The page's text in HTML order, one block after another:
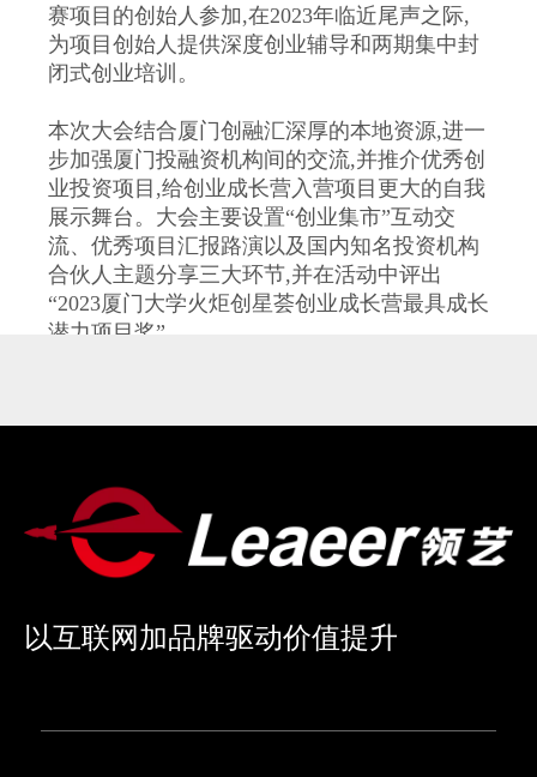
赛项目的创始人参加,在2023年临近尾声之际,
为项目创始人提供深度创业辅导和两期集中封
闭式创业培训。
本次大会结合厦门创融汇深厚的本地资源,进一
步加强厦门投融资机构间的交流,并推介优秀创
业投资项目,给创业成长营入营项目更大的自我
展示舞台。大会主要设置“创业集市”互动交
流、优秀项目汇报路演以及国内知名投资机构
合伙人主题分享三大环节,并在活动中评出
“2023厦门大学火炬创星荟创业成长营最具成长
潜力项目奖”。
01.项目集市:好“市”发生,投资人与优质项目自
由沟通
和清幽雅致的校园环境中,在这里创业者好似艺
术家,投资人正是鉴赏家,每位“艺术家”都将自己
以互联网加品牌驱动价值提升